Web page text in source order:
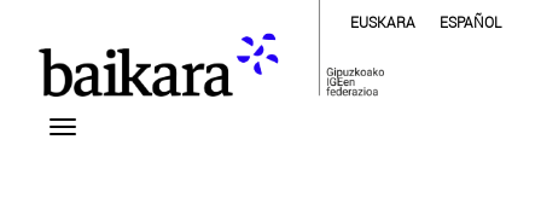
EUSKARA ESPAÑOL